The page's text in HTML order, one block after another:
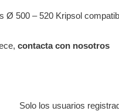
Ø 500 – 520 Kripsol
contacta con nosotros
Solo los usuarios